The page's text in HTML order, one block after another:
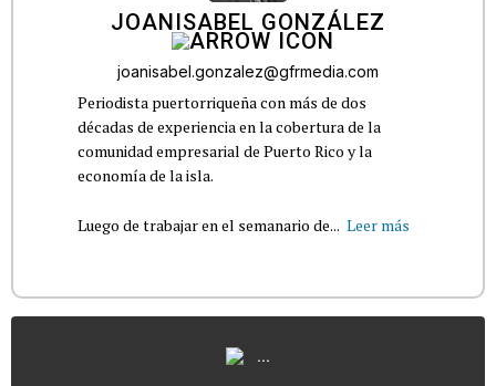
JOANISABEL GONZÁLEZ
joanisabel.gonzalez@gfrmedia.com
Periodista puertorriqueña con más de dos
décadas de experiencia en la cobertura de la
comunidad empresarial de Puerto Rico y la
economía de la isla.
Luego de trabajar en el semanario de... Leer más
...